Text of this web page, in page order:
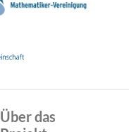
Über das